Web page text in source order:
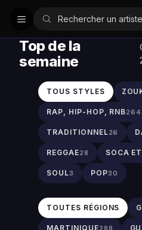
Top de la
semaine
TOUS STYLES
RAP, HIP-HOP, RNB264
TRADITIONNEL26
REGGAE28 SOCA
SOUL3 POP30
TOUTES RÉGIONS
MARTINIQUE288